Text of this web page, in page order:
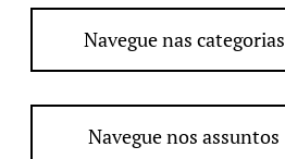
Navegue nas categorias
Navegue nos assuntos